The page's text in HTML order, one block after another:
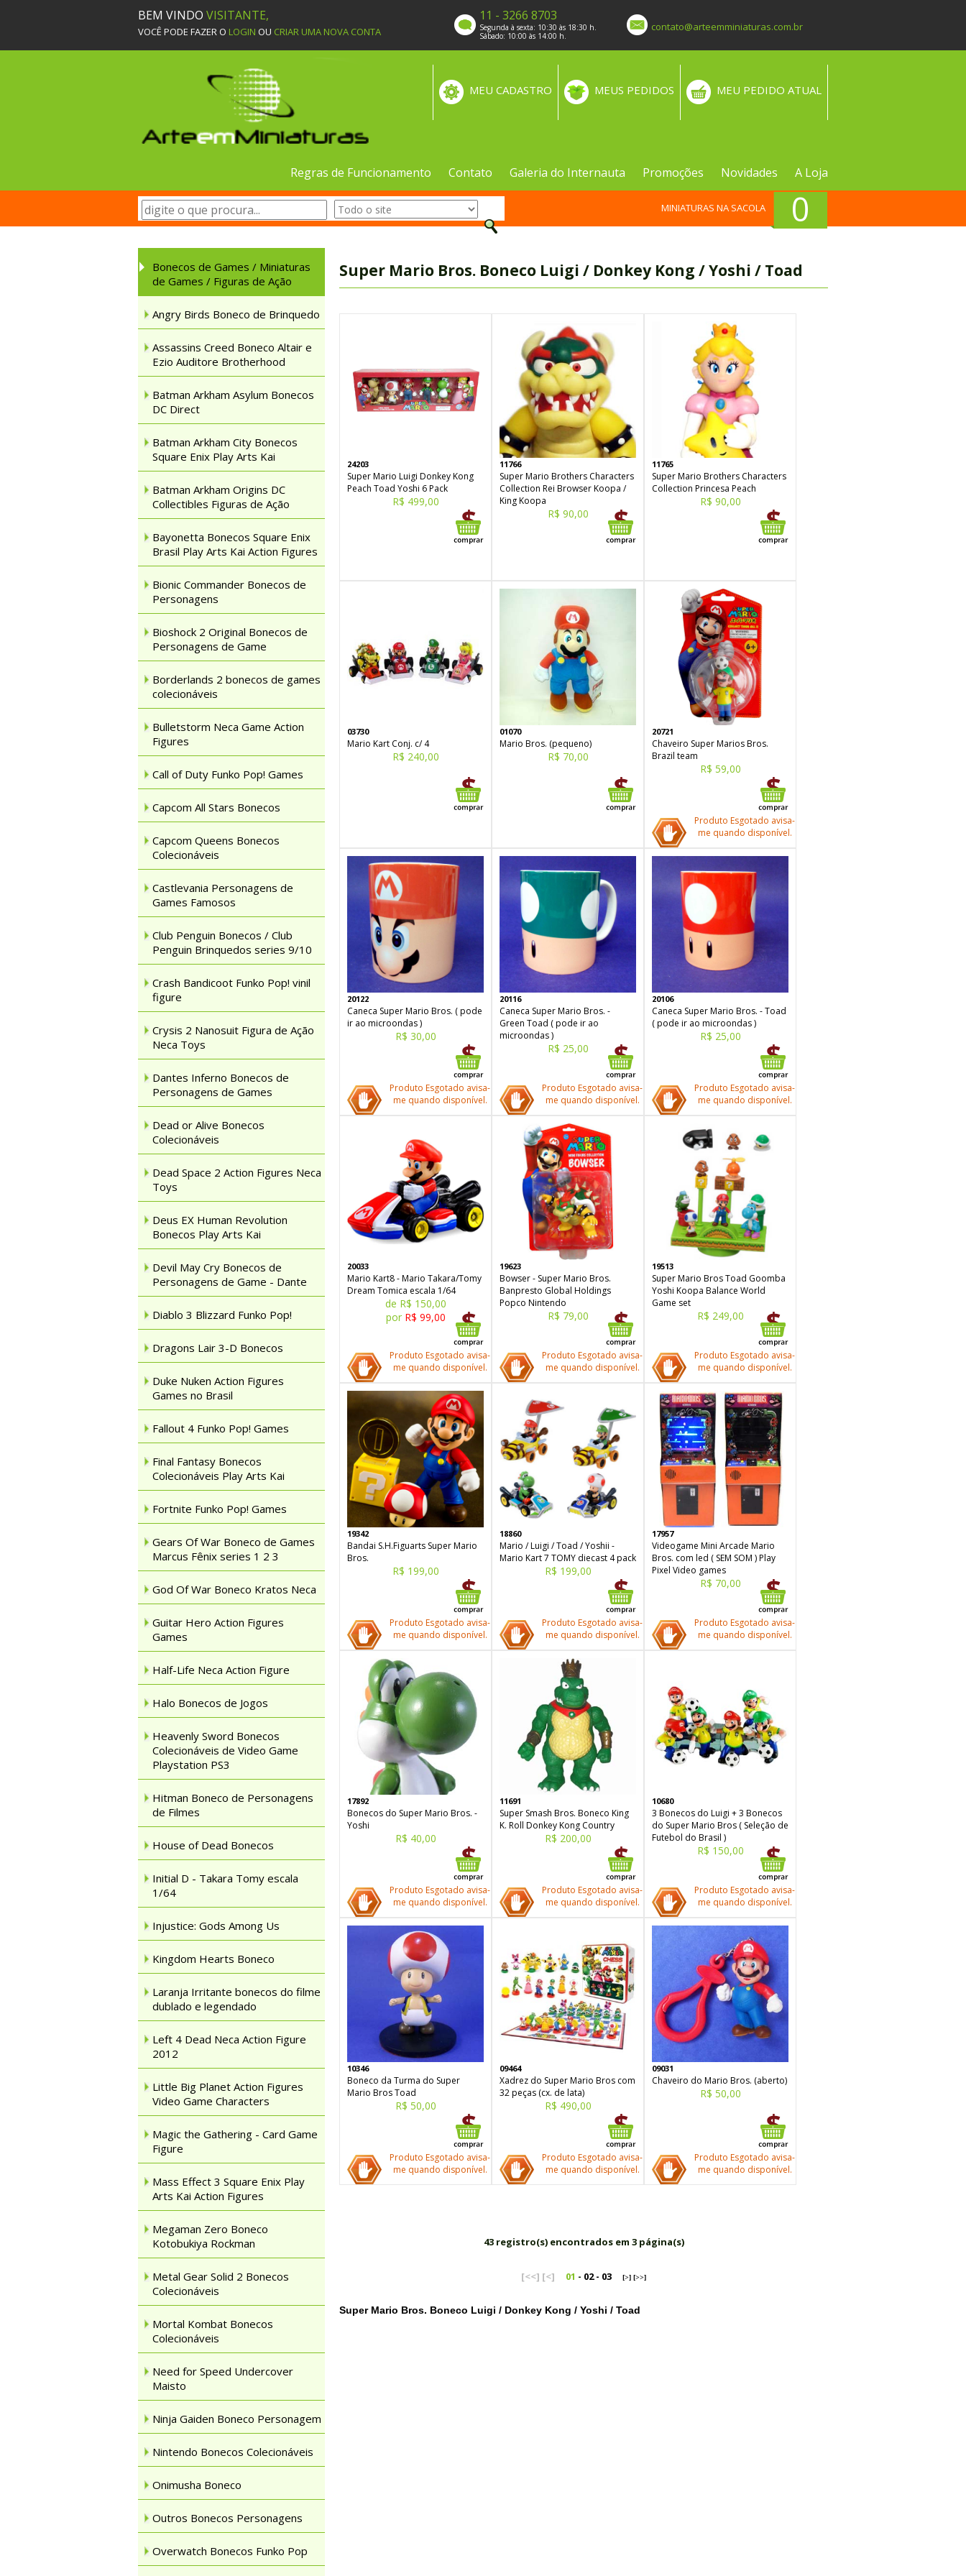
BEM VINDO VISITANTE,
VOCÊ PODE FAZER O LOGIN OU CRIAR UMA NOVA CONTA
11 - 3266 8703
Segunda à sexta: 10:30 às 18:30 h.
Sábado: 10:00 às 14:00 h.
contato@arteemminiaturas.com.br
MEU PEDIDO ATUAL
MEUS PEDIDOS
MEU CADASTRO
Regras de Funcionamento Contato Galeria do Internauta Promoções Novidades A Loja
0
MINIATURAS NA SACOLA
Bonecos de Games / Miniaturas
de Games / Figuras de Ação
Angry Birds Boneco de Brinquedo
Assassins Creed Boneco Altair e
Ezio Auditore Brotherhood
Batman Arkham Asylum Bonecos
DC Direct
Batman Arkham City Bonecos
Square Enix Play Arts Kai
Batman Arkham Origins DC
Collectibles Figuras de Ação
Bayonetta Bonecos Square Enix
Brasil Play Arts Kai Action Figures
Bionic Commander Bonecos de
Personagens
Bioshock 2 Original Bonecos de
Personagens de Game
Borderlands 2 bonecos de games
colecionáveis
Bulletstorm Neca Game Action
Figures
Call of Duty Funko Pop! Games
Capcom All Stars Bonecos
Capcom Queens Bonecos
Colecionáveis
Castlevania Personagens de
Games Famosos
Club Penguin Bonecos / Club
Penguin Brinquedos series 9/10
Crash Bandicoot Funko Pop! vinil
figure
Crysis 2 Nanosuit Figura de Ação
Neca Toys
Dantes Inferno Bonecos de
Personagens de Games
Dead or Alive Bonecos
Colecionáveis
Dead Space 2 Action Figures Neca
Toys
Deus EX Human Revolution
Bonecos Play Arts Kai
Devil May Cry Bonecos de
Personagens de Game - Dante
Diablo 3 Blizzard Funko Pop!
Dragons Lair 3-D Bonecos
Duke Nuken Action Figures
Games no Brasil
Fallout 4 Funko Pop! Games
Final Fantasy Bonecos
Colecionáveis Play Arts Kai
Fortnite Funko Pop! Games
Gears Of War Boneco de Games
Marcus Fênix series 1 2 3
God Of War Boneco Kratos Neca
Guitar Hero Action Figures
Games
Half-Life Neca Action Figure
Halo Bonecos de Jogos
Heavenly Sword Bonecos
Colecionáveis de Video Game
Playstation PS3
Hitman Boneco de Personagens
de Filmes
House of Dead Bonecos
Initial D - Takara Tomy escala
1/64
Injustice: Gods Among Us
Kingdom Hearts Boneco
Laranja Irritante bonecos do filme
dublado e legendado
Left 4 Dead Neca Action Figure
2012
Little Big Planet Action Figures
Video Game Characters
Magic the Gathering - Card Game
Figure
Mass Effect 3 Square Enix Play
Arts Kai Action Figures
Megaman Zero Boneco
Kotobukiya Rockman
Metal Gear Solid 2 Bonecos
Colecionáveis
Mortal Kombat Bonecos
Colecionáveis
Need for Speed Undercover
Maisto
Ninja Gaiden Boneco Personagem
Nintendo Bonecos Colecionáveis
Onimusha Boneco
Outros Bonecos Personagens
Overwatch Bonecos Funko Pop
Super Mario Bros. Boneco Luigi / Donkey Kong / Yoshi / Toad
24203
Super Mario Luigi Donkey Kong
Peach Toad Yoshi 6 Pack
R$ 499,00
11766
Super Mario Brothers Characters
Collection Rei Browser Koopa /
King Koopa
R$ 90,00
11765
Super Mario Brothers Characters
Collection Princesa Peach
R$ 90,00
03730
Mario Kart Conj. c/ 4
R$ 240,00
01070
Mario Bros. (pequeno)
R$ 70,00
20721
Chaveiro Super Marios Bros.
Brazil team
R$ 59,00
Produto Esgotado avisa-
me quando disponível.
20122
Caneca Super Mario Bros. ( pode
ir ao microondas )
R$ 30,00
Produto Esgotado avisa-
me quando disponível.
20116
Caneca Super Mario Bros. -
Green Toad ( pode ir ao
microondas )
R$ 25,00
Produto Esgotado avisa-
me quando disponível.
20106
Caneca Super Mario Bros. - Toad
( pode ir ao microondas )
R$ 25,00
Produto Esgotado avisa-
me quando disponível.
20033
Mario Kart8 - Mario Takara/Tomy
Dream Tomica escala 1/64
de R$ 150,00
por R$ 99,00
Produto Esgotado avisa-
me quando disponível.
19623
Bowser - Super Mario Bros.
Banpresto Global Holdings
Popco Nintendo
R$ 79,00
Produto Esgotado avisa-
me quando disponível.
19513
Super Mario Bros Toad Goomba
Yoshi Koopa Balance World
Game set
R$ 249,00
Produto Esgotado avisa-
me quando disponível.
19342
Bandai S.H.Figuarts Super Mario
Bros.
R$ 199,00
Produto Esgotado avisa-
me quando disponível.
18860
Mario / Luigi / Toad / Yoshii -
Mario Kart 7 TOMY diecast 4 pack
R$ 199,00
Produto Esgotado avisa-
me quando disponível.
17957
Videogame Mini Arcade Mario
Bros. com led ( SEM SOM ) Play
Pixel Video games
R$ 70,00
Produto Esgotado avisa-
me quando disponível.
17892
Bonecos do Super Mario Bros. -
Yoshi
R$ 40,00
Produto Esgotado avisa-
me quando disponível.
11691
Super Smash Bros. Boneco King
K. Roll Donkey Kong Country
R$ 200,00
Produto Esgotado avisa-
me quando disponível.
10680
3 Bonecos do Luigi + 3 Bonecos
do Super Mario Bros ( Seleção de
Futebol do Brasil )
R$ 150,00
Produto Esgotado avisa-
me quando disponível.
10346
Boneco da Turma do Super
Mario Bros Toad
R$ 50,00
Produto Esgotado avisa-
me quando disponível.
09464
Xadrez do Super Mario Bros com
32 peças (cx. de lata)
R$ 490,00
Produto Esgotado avisa-
me quando disponível.
09031
Chaveiro do Mario Bros. (aberto)
R$ 50,00
Produto Esgotado avisa-
me quando disponível.
43 registro(s) encontrados em 3 página(s)
[<<] [<] 01 - 02 - 03 [>] [>>]
Super Mario Bros. Boneco Luigi / Donkey Kong / Yoshi / Toad